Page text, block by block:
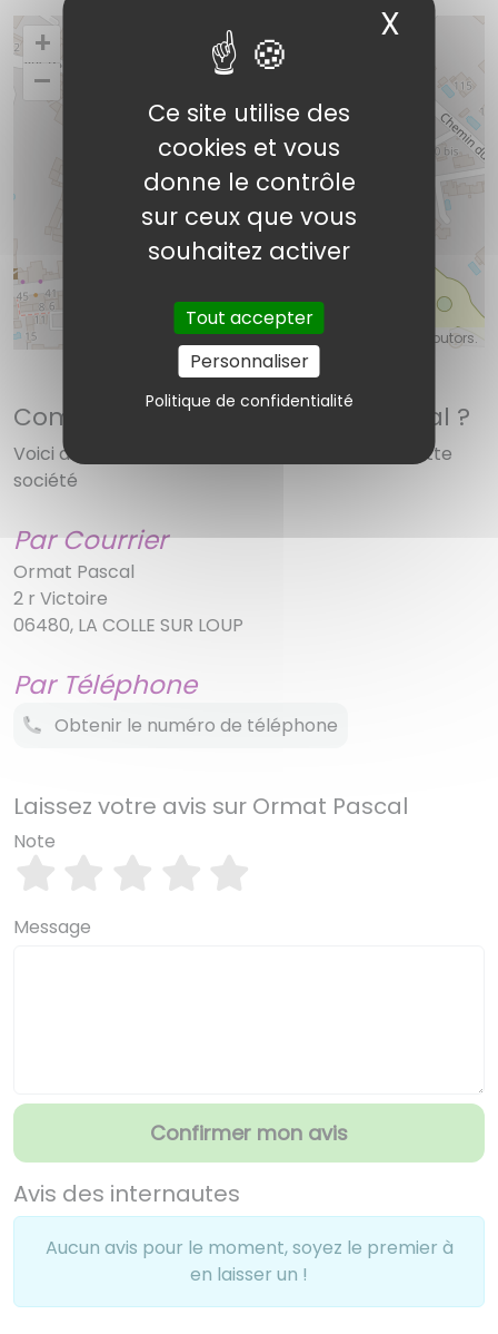
Ce site utilise des
cookies et vous
donne le contrôle
sur ceux que vous
souhaitez activer
Tout accepter
Personnaliser
Politique de confidentialité
X
+
–
©OpenStreetMap contributors.
Comment contacter Ormat Pascal ?
Voici diverses solutions pour réussir à joindre cette
société
Par Courrier
Ormat Pascal
2 r Victoire
06480, LA COLLE SUR LOUP
Par Téléphone
Obtenir le numéro de téléphone
Laissez votre avis sur Ormat Pascal
Note
Message
Confirmer mon avis
Avis des internautes
Aucun avis pour le moment, soyez le premier à
en laisser un !